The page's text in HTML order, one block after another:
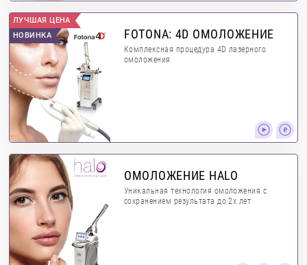
ЛУЧШАЯ ЦЕНА
НОВИНКА
FOTONA: 4D ОМОЛОЖЕНИЕ
Комплексная процедура 4D лазерного
омоложения
ОМОЛОЖЕНИЕ HALO
Уникальная технология омоложения с
сохранением результата до 2х лет